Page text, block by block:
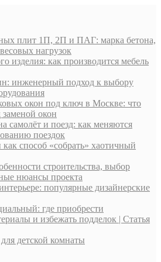
плит 1П, 2П и ПАГ: марка бетона,
нагрузок
изделия: как производится мебель
инженерный подход к выбору
окон под ключ в Москве: что
заменой окон
самолёт и поезд: как меняются
поездок
способ «собрать» хаотичный
строительства, выбор
нюансы проекта
популярные дизайнерские
где приобрести
и избежать подделок | Статья
детской комнаты